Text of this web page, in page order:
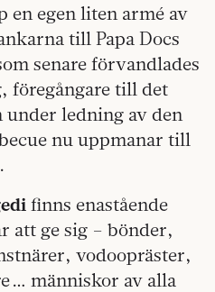
en egen liten armé av
till Papa Docs
senare förvandlades
föregångare till det
under ledning av den
nu uppmanar till
finns enastående
att ge sig – bönder,
vodoopräster,
… människor av alla